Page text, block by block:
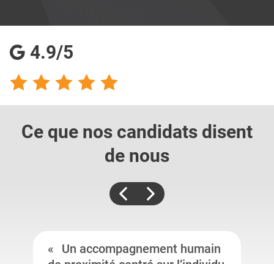
4.9/5
Ce que nos candidats disent
de nous
Un accompagnement humain